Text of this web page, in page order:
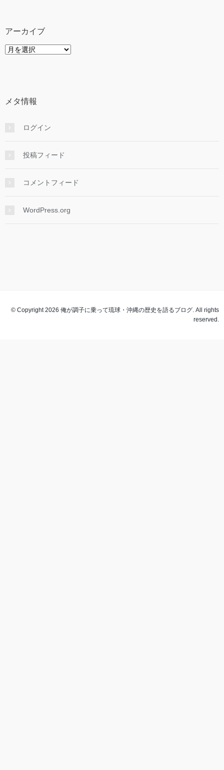
アーカイブ
ア
メタ情報
ログイン
投稿フィード
コメントフィード
WordPress.org
© Copyright 2026 俺が調子に乗って琉球・沖縄の歴史を語るブログ. All rights
reserved.